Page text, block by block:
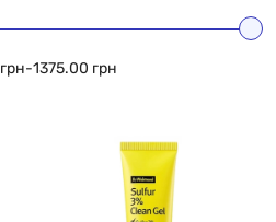
-1375.00 грн